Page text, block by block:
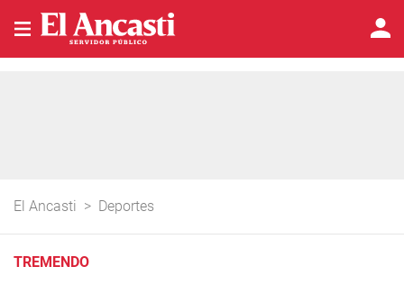
El Ancasti > Deportes
TREMENDO